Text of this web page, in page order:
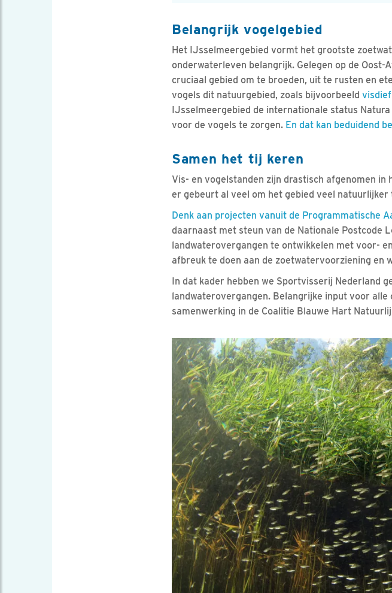
Belangrijk vogelgebied
Het IJsselmeergebied vormt het grootste
onderwaterleven belangrijk. Gelegen op de
cruciaal gebied om te broeden, uit te rusten en
vogels dit natuurgebied, zoals bijvoorbeeld visdief
IJsselmeergebied de internationale status
voor de vogels te zorgen. En dat kan beduidend
Samen het tij keren
Vis- en vogelstanden zijn drastisch afgenomen
er gebeurt al veel om het gebied veel natuurlijker
Denk aan projecten vanuit de Programmatische
daarnaast met steun van de Nationale Postcode
landwaterovergangen te ontwikkelen met voor-
afbreuk te doen aan de zoetwatervoorziening en
In dat kader hebben we Sportvisserij Nederland
landwaterovergangen. Belangrijke input voor
samenwerking in de Coalitie Blauwe Hart